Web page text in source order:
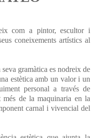
com a pintor, escultor i
coneixements artístics al
gramàtica es nodreix de
estètica amb un valor i un
personal a través de
de la maquinaria en la
onent carnal i vivencial del